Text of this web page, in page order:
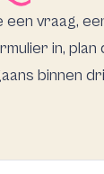
een vraag,
in,
binnen